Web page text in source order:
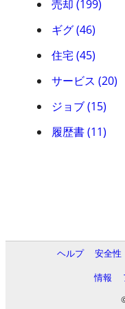
売却 (199)
ギグ (46)
住宅 (45)
サービス (20)
ジョブ (15)
履歴書 (11)
ヘルプ 安全性
情報